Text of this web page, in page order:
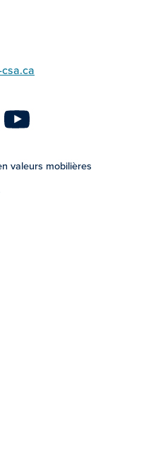
Twitter
valeurs mobilières